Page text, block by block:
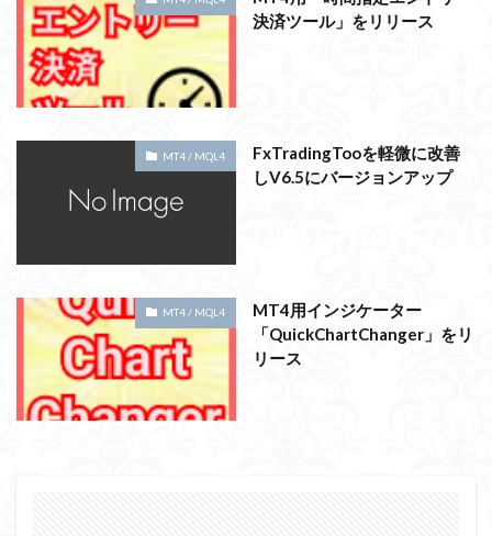
決済ツール」をリリース
MT4 / MQL4
FxTradingTooを軽微に改善
しV6.5にバージョンアップ
MT4 / MQL4
MT4用インジケーター
「QuickChartChanger」をリ
リース